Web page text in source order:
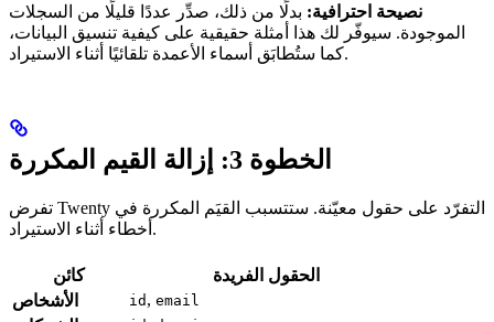
نصيحة احترافية: بدلًا من ذلك، صدِّر عددًا قليلًا من السجلات
الموجودة. سيوفّر لك هذا أمثلة حقيقية على كيفية تنسيق البيانات،
كما ستُطابَق أسماء الأعمدة تلقائيًا أثناء الاستيراد.
الخطوة 3: إزالة القيم المكررة
تفرض Twenty التفرّد على حقول معيّنة. ستتسبب القيَم المكررة في
أخطاء أثناء الاستيراد.
كائن
الحقول الفريدة
الأشخاص
id , email